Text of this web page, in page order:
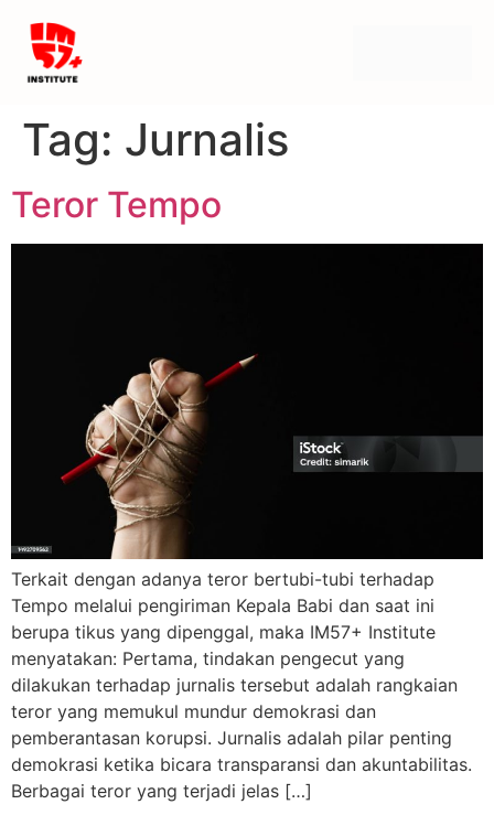
Tag: Jurnalis
Teror Tempo
Terkait dengan adanya teror bertubi-tubi terhadap
Tempo melalui pengiriman Kepala Babi dan saat ini
berupa tikus yang dipenggal, maka IM57+ Institute
menyatakan: Pertama, tindakan pengecut yang
dilakukan terhadap jurnalis tersebut adalah rangkaian
teror yang memukul mundur demokrasi dan
pemberantasan korupsi. Jurnalis adalah pilar penting
demokrasi ketika bicara transparansi dan akuntabilitas.
Berbagai teror yang terjadi jelas […]